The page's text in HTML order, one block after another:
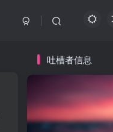
吐槽者信息